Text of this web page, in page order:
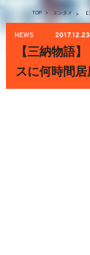
TOP > エンタメ >
NEWS 2017.12.23
【三納物語
スに何時間